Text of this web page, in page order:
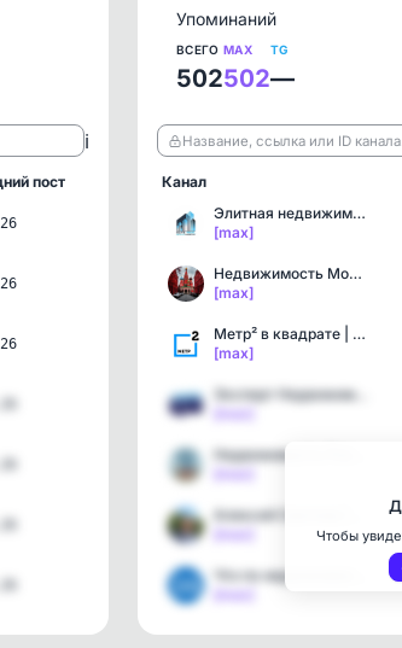
ℹ️
пост
Упоминаний
ВСЕГО
502
MAX
502
TG
—
Название, ссылка или ID
Канал
Элитная недвижимость Мос…
[max]
Недвижимость Москва
[max]
Метр² в квадрате | Недви…
[max]
Чтобы